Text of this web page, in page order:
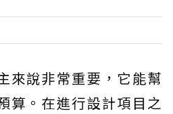
來說非常重要，它能幫
算。在進行設計項目之